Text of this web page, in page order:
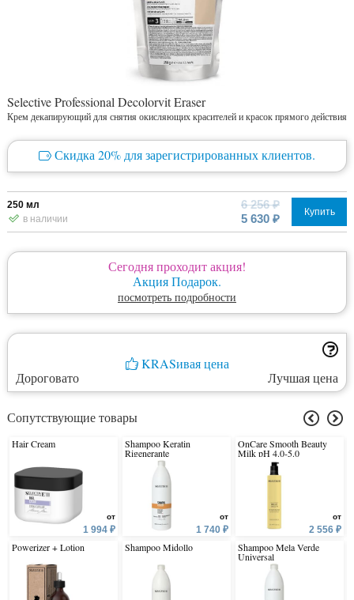
Selective Professional Decolorvit Eraser
Крем декапирующий для снятия окисляющих красителей и красок прямого действия
Скидка 20% для зарегистрированных клиентов.
250 мл
в наличии
6 256 ₽
5 630 ₽
Купить
Сегодня проходит акция!
Акция Подарок.
посмотреть подробности
KRASивая цена
Дороговато
Лучшая цена
Сопутствующие товары
Hair Cream
от
1 994 ₽
Powerizer + Lotion
Shampoo Keratin
Rigenerante
от
1 740 ₽
Shampoo Midollo
OnCare Smooth Beauty
Milk pH 4.0-5.0
от
2 556 ₽
Shampoo Mela Verde
Universal